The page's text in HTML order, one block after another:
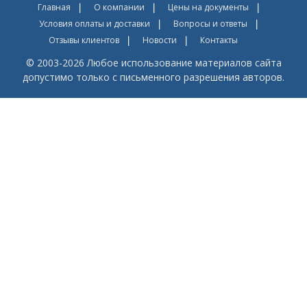
Главная О компании
Цены на документы
Условия оплаты и доставки
Вопросы и ответы
Отзывы клиентов
Новости Контакты
© 2003-2026 Любое использование материалов сайта
допустимо только с письменного разрешения авторов.